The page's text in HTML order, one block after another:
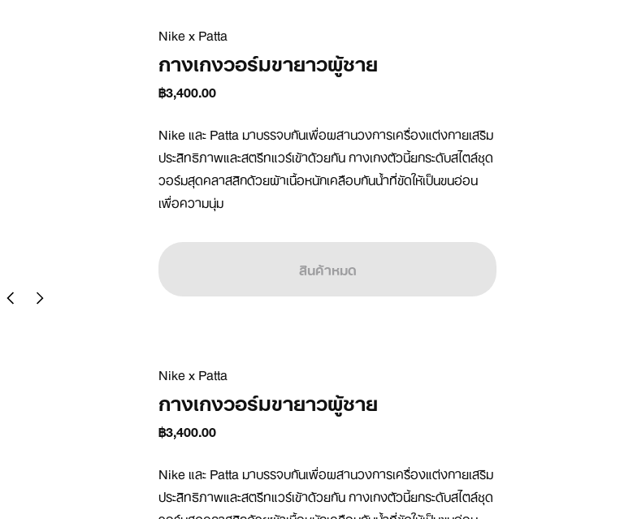
Nike x Patta
กางเกงวอร์มขายาวผู้ชาย
฿3,400.00
Nike และ Patta มาบรรจบกันเพื่อผสานวงการเครื่องแต่งกายเสริม
ประสิทธิภาพและสตรีทแวร์เข้าด้วยกัน กางเกงตัวนี้ยกระดับสไตล์ชุด
วอร์มสุดคลาสสิกด้วยผ้าเนื้อหนักเคลือบกันน้ำที่ขัดให้เป็นขนอ่อน
เพื่อความนุ่ม
สินค้าหมด
Nike x Patta
กางเกงวอร์มขายาวผู้ชาย
฿3,400.00
Nike และ Patta มาบรรจบกันเพื่อผสานวงการเครื่องแต่งกายเสริม
ประสิทธิภาพและสตรีทแวร์เข้าด้วยกัน กางเกงตัวนี้ยกระดับสไตล์ชุด